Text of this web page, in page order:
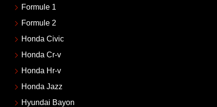
Formule 1
Formule 2
Honda Civic
Honda Cr-v
Honda Hr-v
Honda Jazz
Hyundai Bayon